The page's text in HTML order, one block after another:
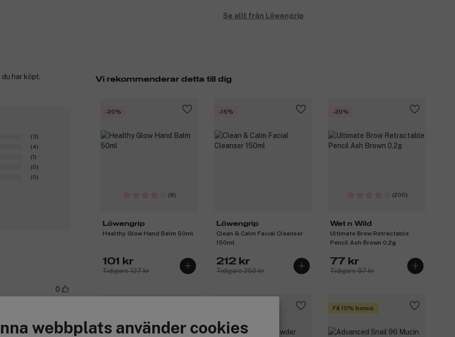
webbplats använder cookies
Se allt från Löwengrip
Vi rekommenderar detta till dig
-20%
(8)
Löwengrip
Healthy Glow Hand Balm 50ml
101 kr
Tidigare 127 kr
-15%
Löwengrip
Clean & Calm Facial Cleanser
150ml
212 kr
Tidigare 250 kr
-20%
(200)
Wet n Wild
Ultimate Brow Retractable
Pencil Ash Brown 0,2g
77 kr
Tidigare 97 kr
Få 10% bonus
har köpt.
(3)
(4)
(1)
(0)
(0)
0